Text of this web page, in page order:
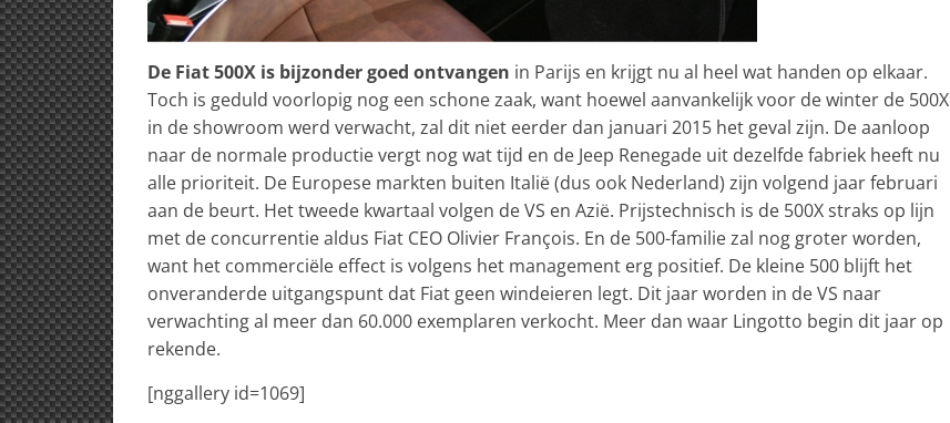
De Fiat 500X is bijzonder goed ontvangen in Parijs en krijgt nu al heel wat handen op elkaar.
Toch is geduld voorlopig nog een schone zaak, want hoewel aanvankelijk voor de winter de 500X
in de showroom werd verwacht, zal dit niet eerder dan januari 2015 het geval zijn. De aanloop
naar de normale productie vergt nog wat tijd en de Jeep Renegade uit dezelfde fabriek heeft nu
alle prioriteit. De Europese markten buiten Italië (dus ook Nederland) zijn volgend jaar februari
aan de beurt. Het tweede kwartaal volgen de VS en Azië. Prijstechnisch is de 500X straks op lijn
met de concurrentie aldus Fiat CEO Olivier François. En de 500-familie zal nog groter worden,
want het commerciële effect is volgens het management erg positief. De kleine 500 blijft het
onveranderde uitgangspunt dat Fiat geen windeieren legt. Dit jaar worden in de VS naar
verwachting al meer dan 60.000 exemplaren verkocht. Meer dan waar Lingotto begin dit jaar op
rekende.
[nggallery id=1069]